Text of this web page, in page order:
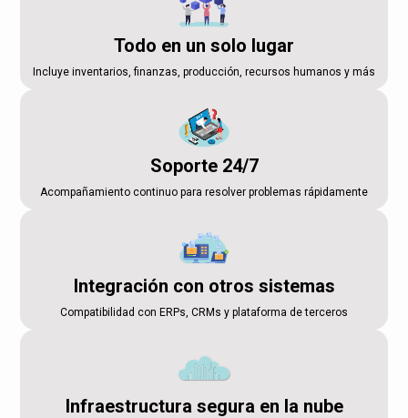
Todo en un solo lugar
Incluye inventarios, finanzas, producción, recursos humanos y más
Soporte 24/7
Acompañamiento continuo para resolver problemas rápidamente
Integración con otros sistemas
Compatibilidad con ERPs, CRMs y plataforma de terceros
Infraestructura segura en la nube